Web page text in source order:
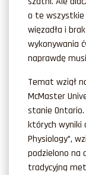
o te wszystkie
więzadła i
wykonywania
naprawdę
Temat wziął
McMaster
stanie Ontario.
których wyniki
Physiology”,
podzielono na
tradycyjną